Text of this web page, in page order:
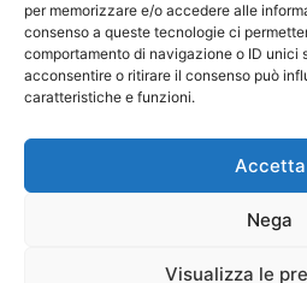
per memorizzare e/o accedere alle
consenso a queste tecnologie ci
comportamento di navigazione o ID unici
acconsentire o ritirare il consenso può
caratteristiche e funzioni.
Accetta
Nega
Visualizza le
Federazione Nazionale
codice fiscale
Responsabile sito
Privacy Policy